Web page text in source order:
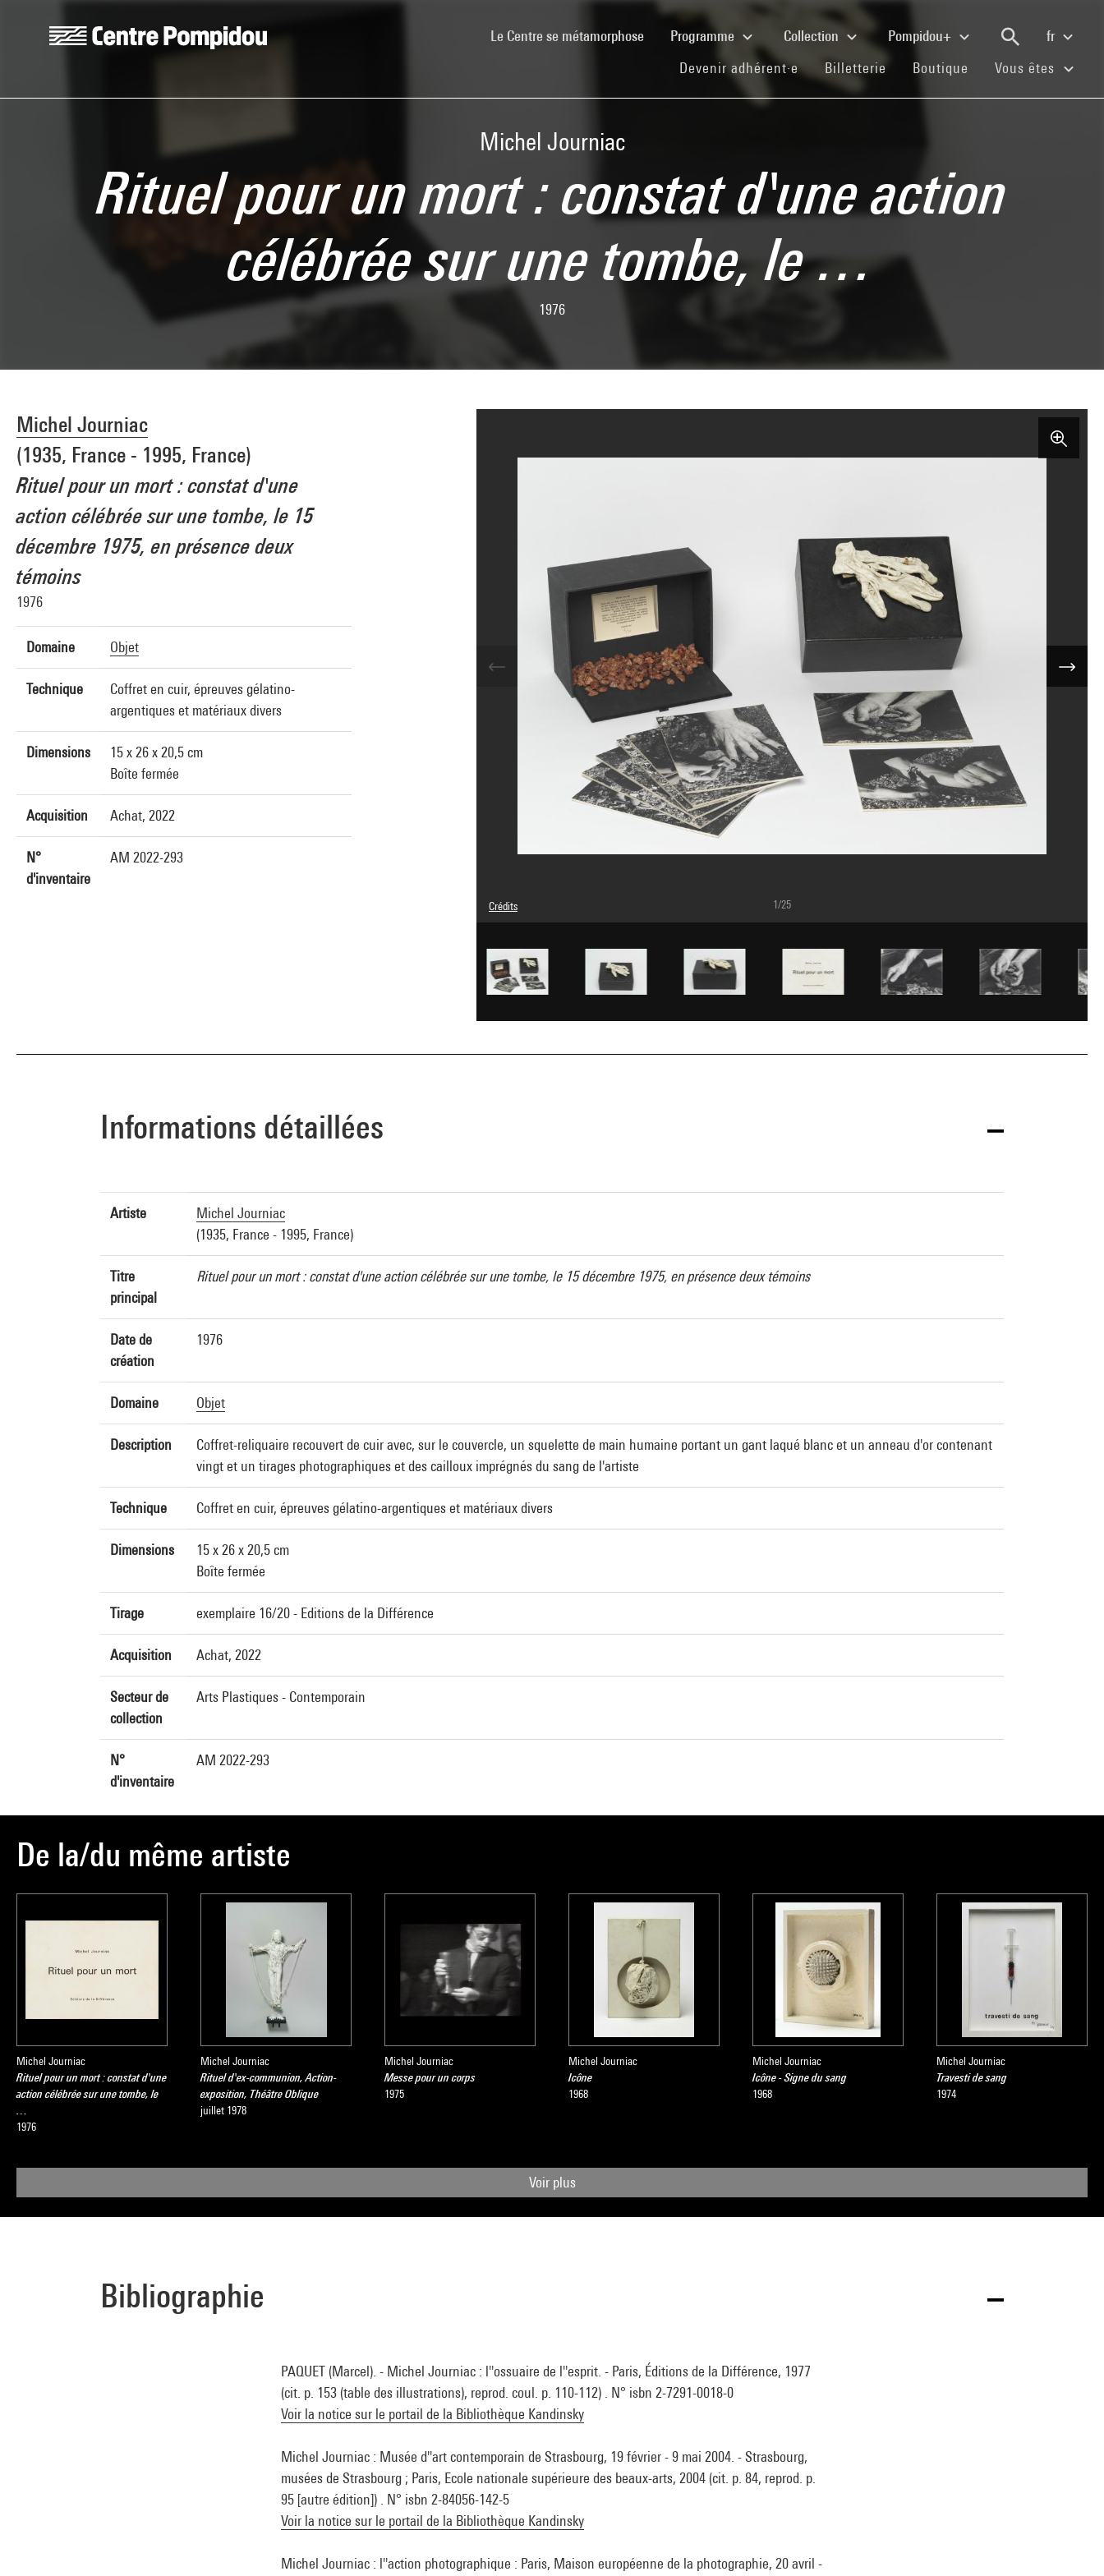
Le Centre se métamorphose(current)Programme Collection Pompidou+
fr
Devenir adhérent·e(current)Billetterie(current)Boutique (current)
Vous êtes
Michel Journiac
Rituel pour un mort : constat d'une action
célébrée sur une tombe, le …
1976
Michel Journiac
(1935, France - 1995, France)
Rituel pour un mort : constat d'une
action célébrée sur une tombe, le 15
décembre 1975, en présence deux
témoins
1976
Domaine Objet
Technique
Coffret en cuir, épreuves gélatino-
argentiques et matériaux divers
Dimensions
15 x 26 x 20,5 cm
Boîte fermée
Acquisition Achat, 2022
N°
d'inventaire
AM 2022-293
Crédits
© Adagp, Paris
Réf. image : 4Y06466
Diffusion image :
GrandPalaisRmnPhoto
1/25
Informations détaillées
Artiste
Michel Journiac
(1935, France - 1995, France)
Titre
principal
Rituel pour un mort : constat d'une action célébrée sur une tombe, le 15 décembre 1975, en présence deux témoins
Date de
création
1976
Domaine Objet
Description
Coffret-reliquaire recouvert de cuir avec, sur le couvercle, un squelette de main humaine portant un gant laqué blanc et un anneau d'or contenant
vingt et un tirages photographiques et des cailloux imprégnés du sang de l'artiste
Technique Coffret en cuir, épreuves gélatino-argentiques et matériaux divers
Dimensions
15 x 26 x 20,5 cm
Boîte fermée
Tirage exemplaire 16/20 - Editions de la Différence
Acquisition Achat, 2022
Secteur de
collection
Arts Plastiques - Contemporain
N°
d'inventaire
AM 2022-293
De la/du même artiste
Michel Journiac
Rituel pour un mort : constat d'une
action célébrée sur une tombe, le
1976
Michel Journiac
Rituel d'ex-communion, Action-
exposition, Théâtre Oblique
juillet 1978
Michel Journiac
Messe pour un corps
1975
Michel Journiac
Icône
1968
Michel Journiac
Icône - Signe du sang
1968
Michel Journiac
Travesti de sang
1974
Voir plus
Bibliographie
PAQUET (Marcel). - Michel Journiac : l''ossuaire de l''esprit. - Paris, Éditions de la Différence, 1977
(cit. p. 153 (table des illustrations), reprod. coul. p. 110-112) . N° isbn 2-7291-0018-0
Voir la notice sur le portail de la Bibliothèque Kandinsky
Michel Journiac : Musée d''art contemporain de Strasbourg, 19 février - 9 mai 2004. - Strasbourg,
musées de Strasbourg ; Paris, Ecole nationale supérieure des beaux-arts, 2004 (cit. p. 84, reprod. p.
95 [autre édition]) . N° isbn 2-84056-142-5
Voir la notice sur le portail de la Bibliothèque Kandinsky
Michel Journiac : l''action photographique : Paris, Maison européenne de la photographie, 20 avril -